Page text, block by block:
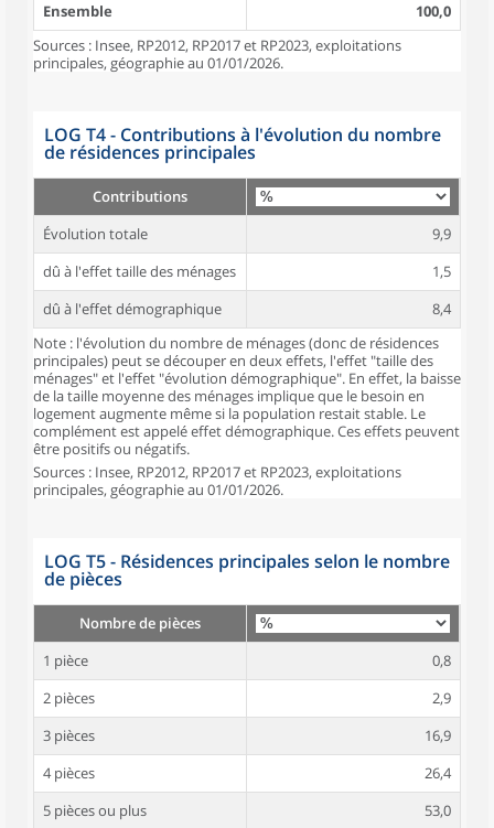
Ensemble
100,0
Sources : Insee, RP2012, RP2017 et RP2023, exploitations
principales, géographie au 01/01/2026.
LOG T4 - Contributions à l'évolution du nombre
de résidences principales
Contributions
Évolution totale
9,9
dû à l'effet taille des ménages
1,5
dû à l'effet démographique
8,4
Note : l'évolution du nombre de ménages (donc de résidences
principales) peut se découper en deux effets, l'effet "taille des
ménages" et l'effet "évolution démographique". En effet, la baisse
de la taille moyenne des ménages implique que le besoin en
logement augmente même si la population restait stable. Le
complément est appelé effet démographique. Ces effets peuvent
être positifs ou négatifs.
Sources : Insee, RP2012, RP2017 et RP2023, exploitations
principales, géographie au 01/01/2026.
LOG T5 - Résidences principales selon le nombre
de pièces
Nombre de pièces
1 pièce
0,8
2 pièces
2,9
3 pièces
16,9
4 pièces
26,4
5 pièces ou plus
53,0